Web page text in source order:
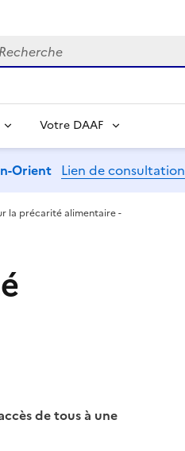
Votre DAAF
Orient Lien de consultation
la précarité alimentaire -
de tous à une